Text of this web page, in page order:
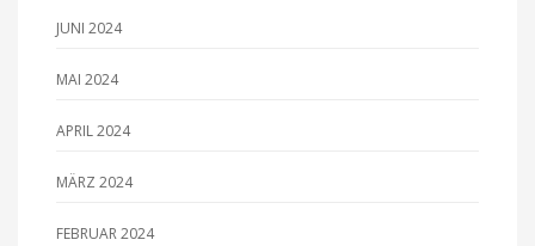
JUNI 2024
MAI 2024
APRIL 2024
MÄRZ 2024
FEBRUAR 2024